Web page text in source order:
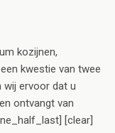
kozijnen,
kwestie van twee
wij ervoor dat u
ontvangt van
[clear]